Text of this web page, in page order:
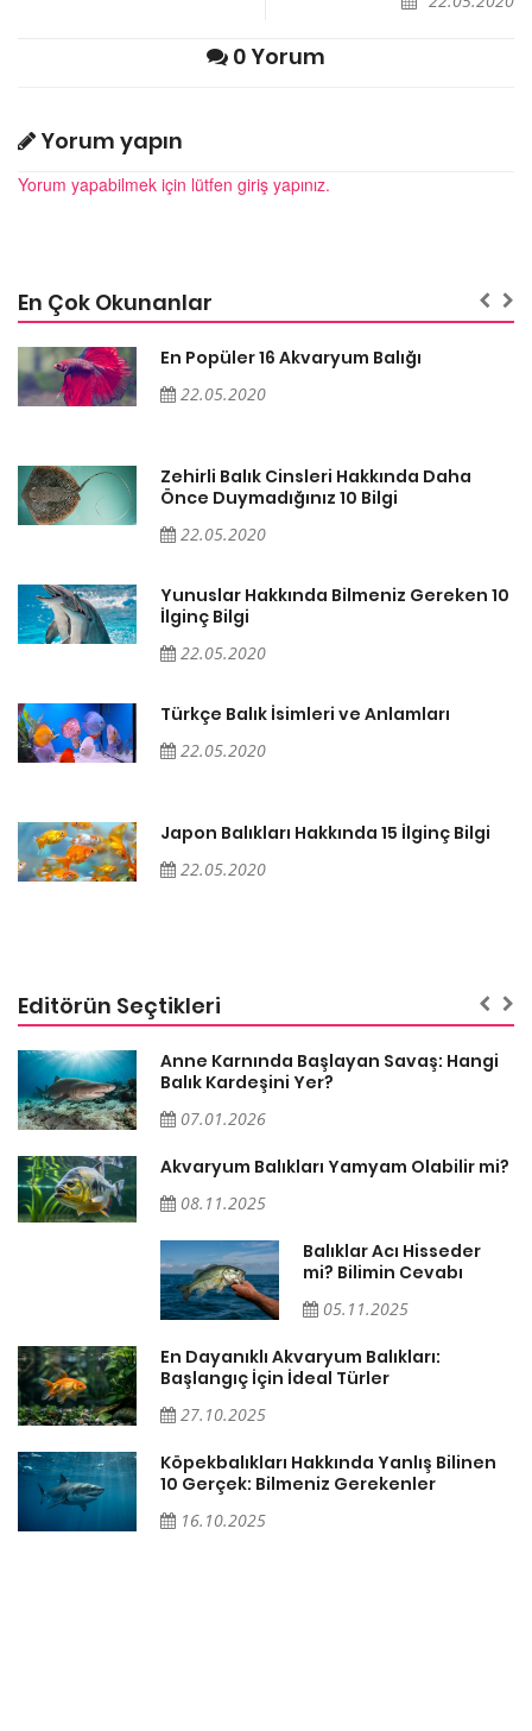
0 Yorum
Yorum yapın
Yorum yapabilmek için lütfen giriş yapınız.
En Çok Okunanlar
En Popüler 16 Akvaryum Balığı
22.05.2020
Zehirli Balık Cinsleri Hakkında Daha
Önce Duymadığınız 10 Bilgi
22.05.2020
Yunuslar Hakkında Bilmeniz Gereken 10
İlginç Bilgi
22.05.2020
Türkçe Balık İsimleri ve Anlamları
22.05.2020
Japon Balıkları Hakkında 15 İlginç Bilgi
22.05.2020
Editörün Seçtikleri
Anne Karnında Başlayan Savaş: Hangi
Balık Kardeşini Yer?
07.01.2026
Akvaryum Balıkları Yamyam Olabilir mi?
08.11.2025
Balıklar Acı Hisseder
mi? Bilimin Cevabı
05.11.2025
En Dayanıklı Akvaryum Balıkları:
Başlangıç İçin İdeal Türler
27.10.2025
Köpekbalıkları Hakkında Yanlış Bilinen
10 Gerçek: Bilmeniz Gerekenler
16.10.2025